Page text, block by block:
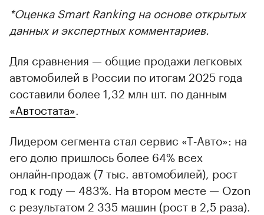
*Оценка Smart Ranking на основе открытых
данных и экспертных комментариев.
Для сравнения — общие продажи легковых
автомобилей в России по итогам 2025 года
составили более 1,32 млн шт. по данным
«Автостата»
Лидером сегмента стал сервис «Т‑Авто»: на
его долю пришлось более 64% всех
онлайн‑продаж (7 тыс. автомобилей), рост
год к году — 483%. На втором месте — Ozon
с результатом 2 335 машин (рост в 2,5 раза).